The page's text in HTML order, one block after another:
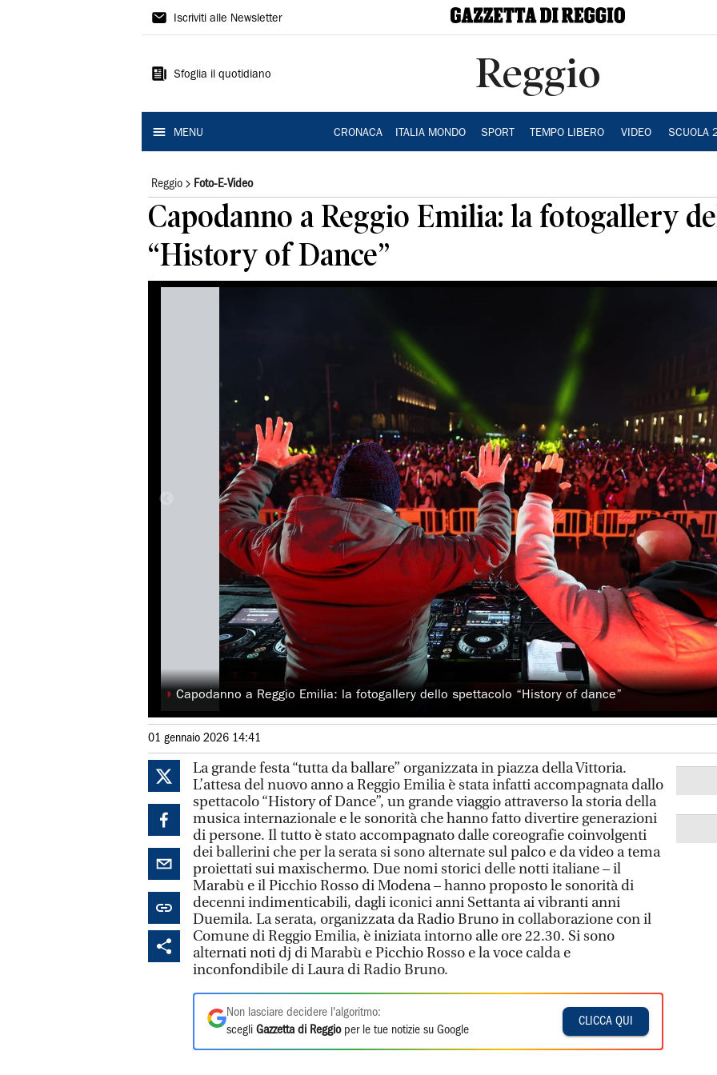
Gazzetta
Reggio
Iscriviti alle Newsletter
Sfoglia il quotidiano Reggio
MENU CRONACA ITALIA MONDO SPORT TEMPO LIBERO VIDEO SCUOLA
Reggio Foto-E-Video
Capodanno a Reggio Emilia: la fotogallery
“History of Dance”
◗ Capodanno a Reggio Emilia: la fotogallery dello spettacolo “History of dance”
01 gennaio 2026 14:41
La grande festa “tutta da ballare” organizzata in piazza della Vittoria.
L’attesa del nuovo anno a Reggio Emilia è stata infatti accompagnata dallo
spettacolo “History of Dance”, un grande viaggio attraverso la storia della
musica internazionale e le sonorità che hanno fatto divertire generazioni
di persone. Il tutto è stato accompagnato dalle coreografie coinvolgenti
dei ballerini che per la serata si sono alternate sul palco e da video a tema
proiettati sui maxischermo. Due nomi storici delle notti italiane – il
Marabù e il Picchio Rosso di Modena – hanno proposto le sonorità di
decenni indimenticabili, dagli iconici anni Settanta ai vibranti anni
Duemila. La serata, organizzata da Radio Bruno in collaborazione con il
Comune di Reggio Emilia, è iniziata intorno alle ore 22.30. Si sono
alternati noti dj di Marabù e Picchio Rosso e la voce calda e
inconfondibile di Laura di Radio Bruno.
Non lasciare decidere l'algoritmo:
scegli Gazzetta di Reggioper le tue notizie su Google
CLICCA QUI